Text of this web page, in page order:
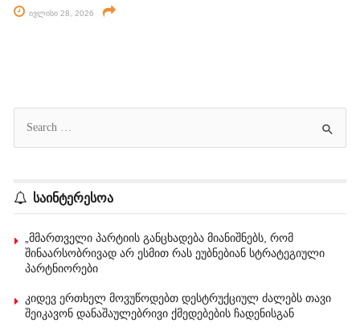
ივლისი 28, 2026
საინტერესოა
„მმართველი პარტიის განცხადება მიანიშნებს, რომ
შინაარსობრივად არ ესმით რას ეუბნებიან სტრატეგიული
პარტნიორები
კიდევ ერთხელ მოვუწოდებთ დესტრუქციულ ძალებს თავი
შეიკავონ დანაშაულებრივი ქმედებების ჩადენისგან